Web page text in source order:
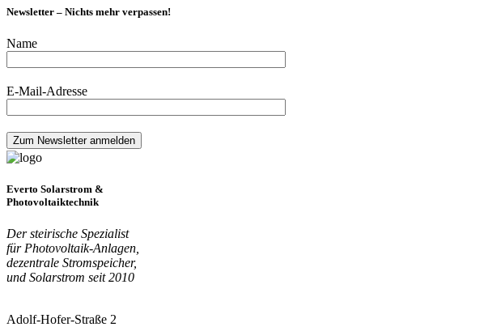
Newsletter – Nichts mehr verpassen!
Name
E-Mail-Adresse
Everto Solarstrom &
Photovoltaiktechnik
Der steirische Spezialist
für Photovoltaik-Anlagen,
dezentrale Stromspeicher,
und Solarstrom seit 2010
Adolf-Hofer-Straße 2